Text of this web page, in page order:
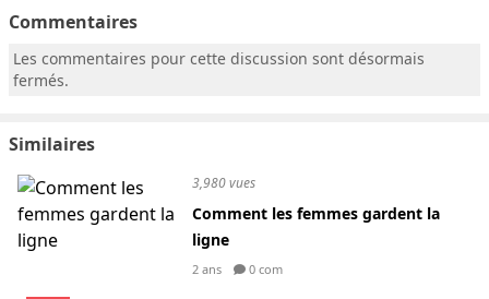
Commentaires
Les commentaires pour cette discussion sont désormais
fermés.
Similaires
3,980 vues
Comment les femmes gardent la
ligne
2 ans 0 com